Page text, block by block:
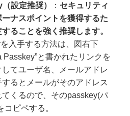
設定推奨）
： セキュリティ
ナスポイントを獲得するた
ることを強く推奨します。
入手する方法は、図右下
Passkey”と書かれたリンクを
してユーザ名、メールアドレ
するとメールがそのアドレス
てくるので、そのpasskey(パ
コピペする。